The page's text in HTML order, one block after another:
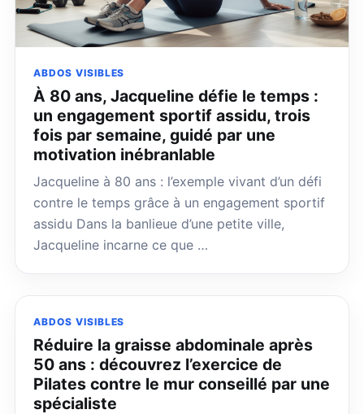
ABDOS VISIBLES
À 80 ans, Jacqueline défie le temps :
un engagement sportif assidu, trois
fois par semaine, guidé par une
motivation inébranlable
Jacqueline à 80 ans : l’exemple vivant d’un défi
contre le temps grâce à un engagement sportif
assidu Dans la banlieue d’une petite ville,
Jacqueline incarne ce que …
ABDOS VISIBLES
Réduire la graisse abdominale après
50 ans : découvrez l’exercice de
Pilates contre le mur conseillé par une
spécialiste